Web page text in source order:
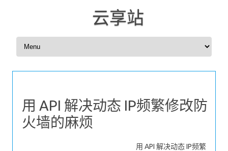
云享站
Skip to content
用 API 解决动态 IP频繁修改防
火墙的麻烦
用 API 解决动态 IP频繁